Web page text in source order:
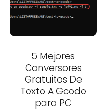
5 Mejores
Conversores
Gratuitos De
Texto A Gcode
para PC